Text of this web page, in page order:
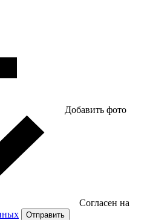
Добавить фото
Согласен на
Отправить